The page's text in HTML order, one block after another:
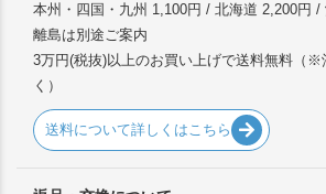
本州・四国・九州 1,100円 / 北海道 2,200
離島は別途ご案内
3万円(税抜)以上のお買い上げで送料無料（※
く）
送料について詳しくはこちら